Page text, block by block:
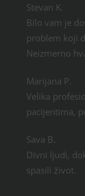
Stevan K.
Bilo vam je
problem koji
Neizmerno
Marijana P.
Velika
pacijentima,
Sava B.
Divni ljudi,
spasili život.